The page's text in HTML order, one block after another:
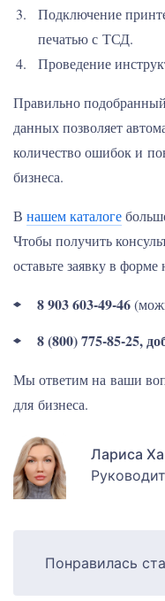
Подключение
печатью с ТСД.
Проведение
Правильно
данных позволяет
количество ошибок и
бизнеса.
В нашем каталоге
Чтобы получить
оставьте заявку в
8 903 603-49-46
8 (800) 775-85-25,
Мы ответим на ваши
для бизнеса.
Лариса
Понравилась